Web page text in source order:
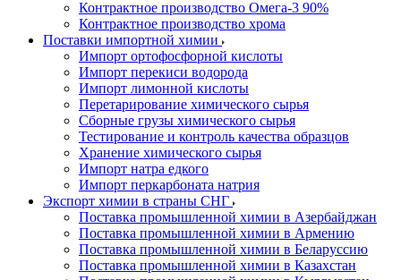
Контрактное производство Омега-3 90%
Контрактное производство хрома
Поставки импортной химии
Импорт ортофосфорной кислоты
Импорт перекиси водорода
Импорт лимонной кислоты
Перетарирование химического сырья
Сборные грузы химического сырья
Тестирование и контроль качества образцов
Хранение химического сырья
Импорт натра едкого
Импорт перкарбоната натрия
Экспорт химии в страны СНГ
Поставка промышленной химии в Азербайджан
Поставка промышленной химии в Армению
Поставка промышленной химии в Беларуссию
Поставка промышленной химии в Казахстан